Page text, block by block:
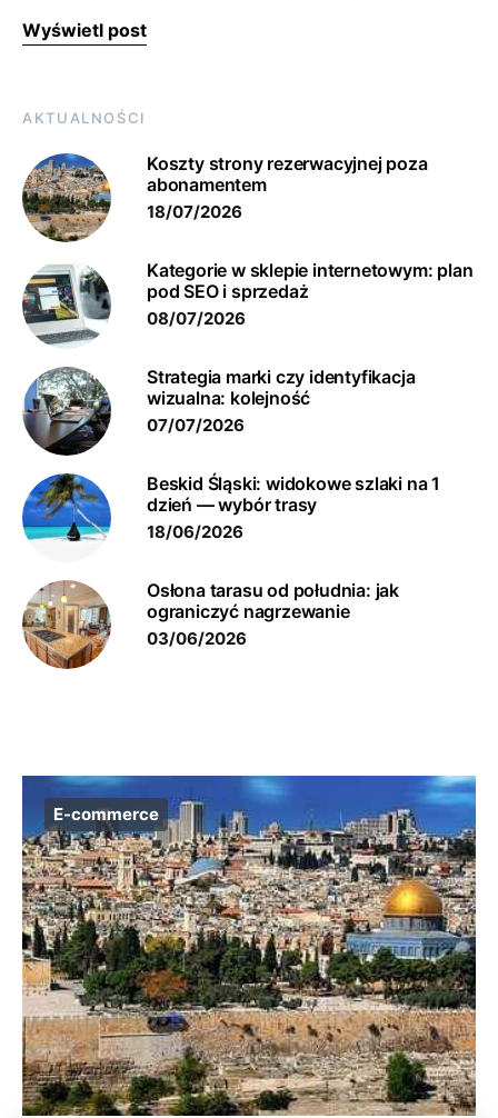
Wyświetl post
AKTUALNOŚCI
Koszty strony rezerwacyjnej poza
abonamentem
18/07/2026
Kategorie w sklepie internetowym: plan
pod SEO i sprzedaż
08/07/2026
Strategia marki czy identyfikacja
wizualna: kolejność
07/07/2026
Beskid Śląski: widokowe szlaki na 1
dzień — wybór trasy
18/06/2026
Osłona tarasu od południa: jak
ograniczyć nagrzewanie
03/06/2026
E-commerce